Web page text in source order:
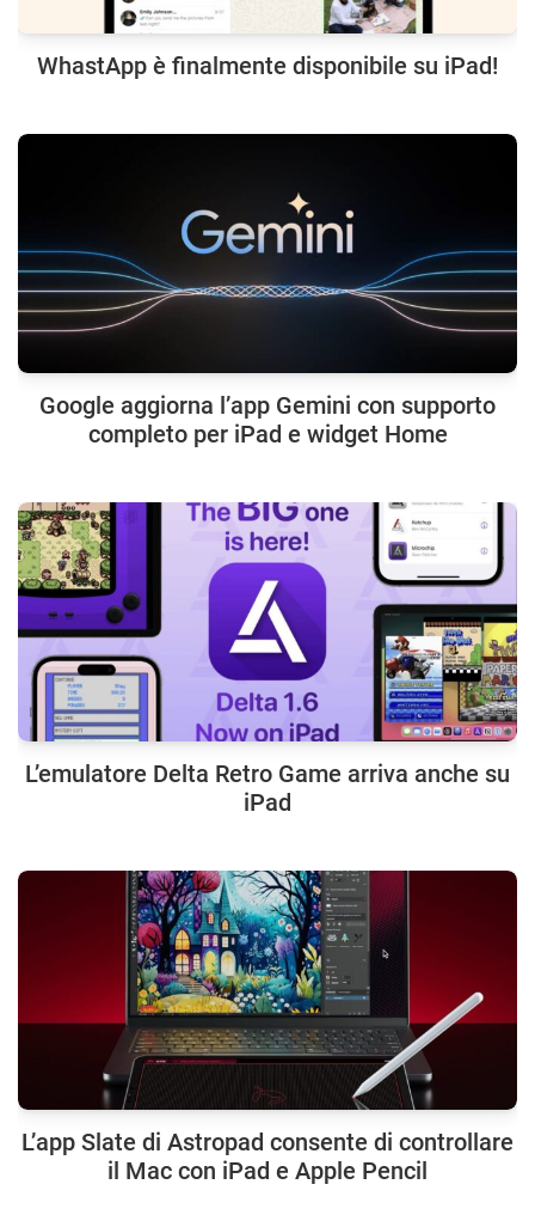
WhastApp è finalmente disponibile su iPad!
Google aggiorna l’app Gemini con supporto
completo per iPad e widget Home
L’emulatore Delta Retro Game arriva anche su
iPad
L’app Slate di Astropad consente di controllare
il Mac con iPad e Apple Pencil